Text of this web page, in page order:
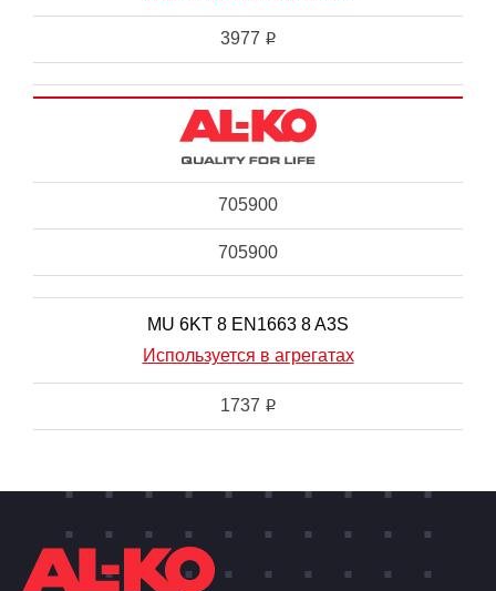
3977 i
705900
705900
MU 6KT 8 EN1663 8 A3S
Используется в агрегатах
1737 i